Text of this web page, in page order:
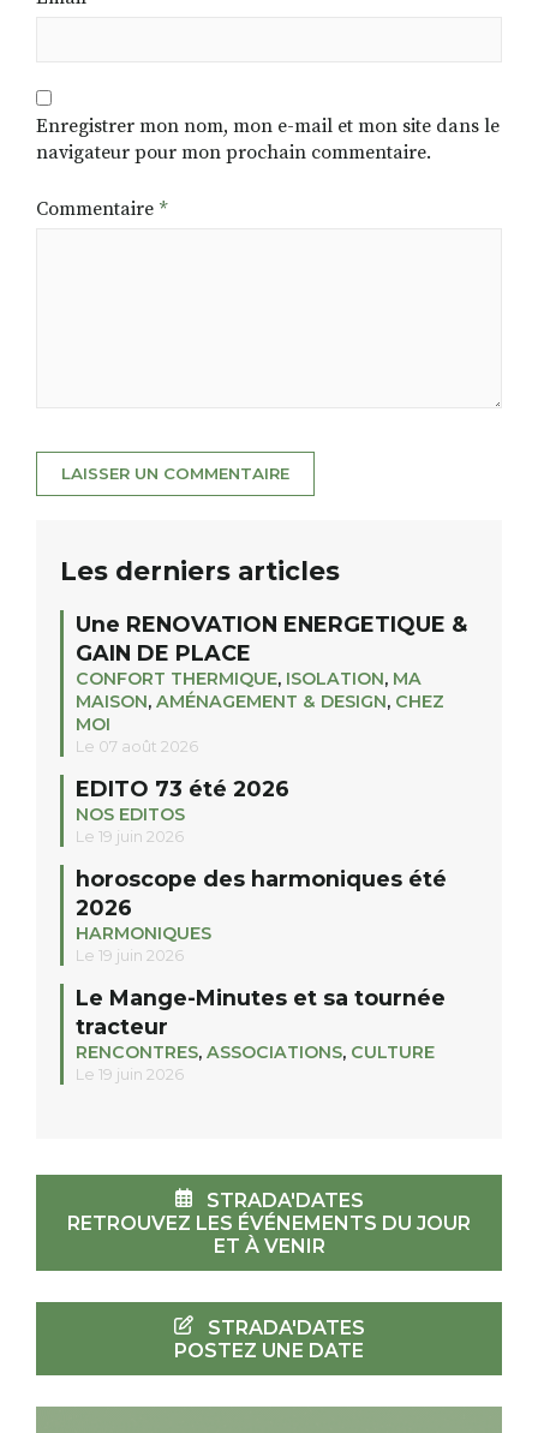
Enregistrer mon nom, mon e-mail et mon site dans le
navigateur pour mon prochain commentaire.
Commentaire *
Les derniers articles
Une RENOVATION ENERGETIQUE &
GAIN DE PLACE
CONFORT THERMIQUE, ISOLATION, MA
MAISON, AMÉNAGEMENT & DESIGN, CHEZ
MOI
Le 07 août 2026
EDITO 73 été 2026
NOS EDITOS
Le 19 juin 2026
horoscope des harmoniques été
2026
HARMONIQUES
Le 19 juin 2026
Le Mange-Minutes et sa tournée
tracteur
RENCONTRES, ASSOCIATIONS, CULTURE
Le 19 juin 2026
STRADA'DATES
RETROUVEZ LES ÉVÉNEMENTS DU JOUR
ET À VENIR
STRADA'DATES
POSTEZ UNE DATE